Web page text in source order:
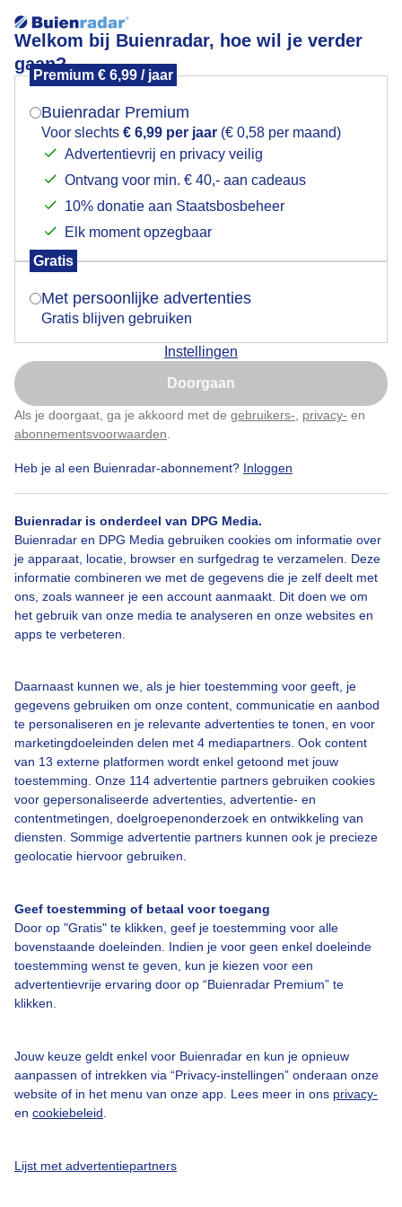
Welkom bij Buienradar, hoe wil je verder
gaan?
Premium € 6,99 / jaar
Buienradar Premium
Voor slechts € 6,99 per jaar (€ 0,58 per maand)
Advertentievrij en privacy veilig
Ontvang voor min. € 40,- aan cadeaus
10% donatie aan Staatsbosbeheer
Elk moment opzegbaar
Gratis
Met persoonlijke advertenties
Gratis blijven gebruiken
Instellingen
Doorgaan
Als je doorgaat, ga je akkoord met de gebruikers- privacy- en
abonnementsvoorwaarden
Heb je al een Buienradar-abonnement? Inloggen
Buienradar is onderdeel van DPG Media.
Buienradar en DPG Media gebruiken cookies om informatie over
je apparaat, locatie, browser en surfgedrag te verzamelen. Deze
informatie combineren we met de gegevens die je zelf deelt met
ons, zoals wanneer je een account aanmaakt. Dit doen we om
het gebruik van onze media te analyseren en onze websites en
apps te verbeteren.
Daarnaast kunnen we, als je hier toestemming voor geeft, je
gegevens gebruiken om onze content, communicatie en aanbod
te personaliseren en je relevante advertenties te tonen, en voor
marketingdoeleinden delen met 4 mediapartners. Ook content
van 13 externe platformen wordt enkel getoond met jouw
toestemming. Onze 114 advertentie partners gebruiken cookies
voor gepersonaliseerde advertenties, advertentie- en
contentmetingen, doelgroepenonderzoek en ontwikkeling van
diensten. Sommige advertentie partners kunnen ook je precieze
geolocatie hiervoor gebruiken.
Geef toestemming of betaal voor toegang
Door op "Gratis" te klikken, geef je toestemming voor alle
bovenstaande doeleinden. Indien je voor geen enkel doeleinde
toestemming wenst te geven, kun je kiezen voor een
advertentievrije ervaring door op “Buienradar Premium” te
klikken.
Jouw keuze geldt enkel voor Buienradar en kun je opnieuw
aanpassen of intrekken via “Privacy-instellingen” onderaan onze
website of in het menu van onze app. Lees meer in ons privacy-
en cookiebeleid
Lijst met advertentiepartners
Zon!
Door: Nely V Frankenhuijzen Gemaakt: 18-06-2025, 45x bekeken
Zomer Zon Wolken
Bekijk slideshow
Over Buienradar
Bedrijfsgegevens
Contact
Toegankelijkheid
Gebruikersvoorwaarden
Adverteren
Privacy beleid
Cookie beleid
Mogen we je locatie gebruiken voor het
Indien je hier nog geen akkoord op hebt gegeven,
verschijnt er zo een pop-up uit je browser waarin
Is goed, toon de popup
Nu niet, misschien later
Klik hierom dit aan te passen